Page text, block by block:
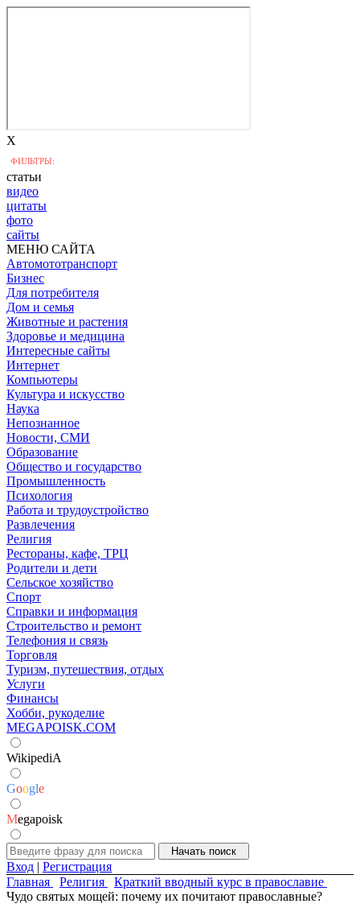
X
ФИЛЬТРЫ:
статьи
видео
цитаты
фото
сайты
МЕНЮ САЙТА
Автомототранспорт
Бизнес
Для потребителя
Дом и семья
Животные и растения
Здоровье и медицина
Интересные сайты
Интернет
Компьютеры
Культура и искусство
Наука
Непознанное
Новости, СМИ
Образование
Общество и государство
Промышленность
Психология
Работа и трудоустройство
Развлечения
Религия
Рестораны, кафе, ТРЦ
Родители и дети
Сельское хозяйство
Спорт
Справки и информация
Строительство и ремонт
Телефония и связь
Торговля
Туризм, путешествия, отдых
Услуги
Финансы
Хобби, рукоделие
MEGAPOISK.COM
WikipediA
Google
Megapoisk
Вход | Регистрация
Главная
Религия
Краткий вводный курс в православие
Чудо святых мощей: почему их почитают православные?